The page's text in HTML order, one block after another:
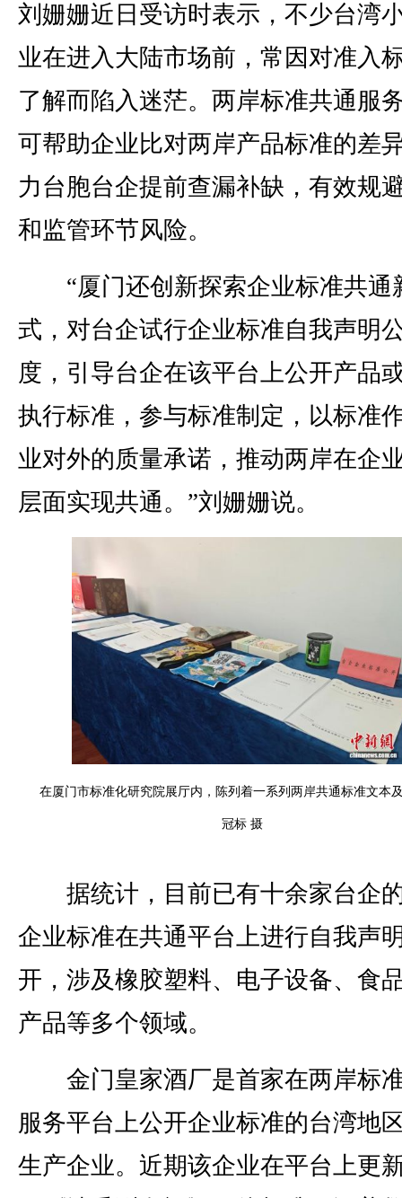
刘姗姗近日受访时表示，不少台湾
业在进入大陆市场前，常因对准入
了解而陷入迷茫。两岸标准共通服
可帮助企业比对两岸产品标准的差
力台胞台企提前查漏补缺，有效规
和监管环节风险。
“厦门还创新探索企业标准共通
式，对台企试行企业标准自我声明
度，引导台企在该平台上公开产品
执行标准，参与标准制定，以标准
业对外的质量承诺，推动两岸在企
层面实现共通。”刘姗姗说。
在厦门市标准化研究院展厅内，陈列着一系列两岸共通标准文
冠标 摄
据统计，目前已有十余家台企
企业标准在共通平台上进行自我声
开，涉及橡胶塑料、电子设备、食
产品等多个领域。
金门皇家酒厂是首家在两岸标
服务平台上公开企业标准的台湾地
生产企业。近期该企业在平台上更